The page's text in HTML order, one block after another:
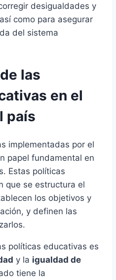
desigualdades y
como para asegurar
del sistema
las
en el
país
implementadas por el
papel fundamental en
Estas políticas
que se estructura el
los objetivos y
y definen las
políticas educativas es
y la igualdad de
tiene la